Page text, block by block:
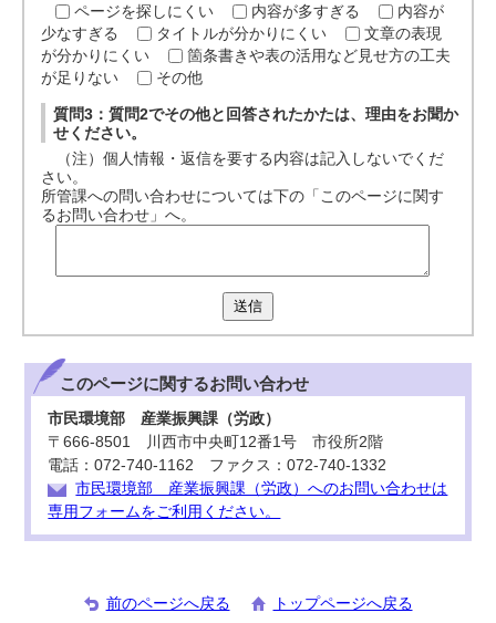
ページを探しにくい
内容が多すぎる
内容が
少なすぎる
タイトルが分かりにくい
文章の表現
が分かりにくい
箇条書きや表の活用など見せ方の工夫
が足りない
その他
質問3：質問2でその他と回答されたかたは、理由をお聞か
せください。
（注）個人情報・返信を要する内容は記入しないでくだ
さい。
所管課への問い合わせについては下の「このページに関す
るお問い合わせ」へ。
送信
このページに関するお問い合わせ
市民環境部 産業振興課（労政）
〒666-8501 川西市中央町12番1号 市役所2階
電話：072-740-1162 ファクス：072-740-1332
市民環境部 産業振興課（労政）へのお問い合わせは
専用フォームをご利用ください。
前のページへ戻る トップページへ戻る